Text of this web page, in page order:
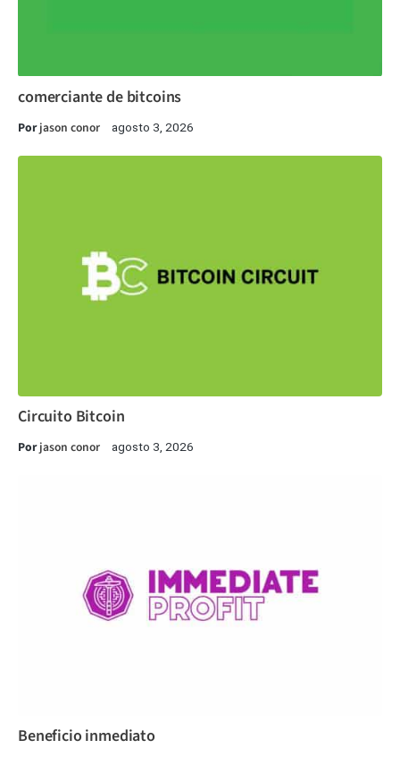
comerciante de bitcoins
Porjason conor agosto 3, 2026
Circuito Bitcoin
Porjason conor agosto 3, 2026
Beneficio inmediato